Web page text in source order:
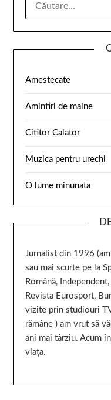
Amestecate
Amintiri de maine
Cititor Calator
Muzica pentru urechi
O lume minunata
Jurnalist din 1996
sau mai scurte pe la
Română,
Revista Eurosport,
vizite prin studiouri
rămâne ) am vrut să
ani mai târziu. Acum
viața.